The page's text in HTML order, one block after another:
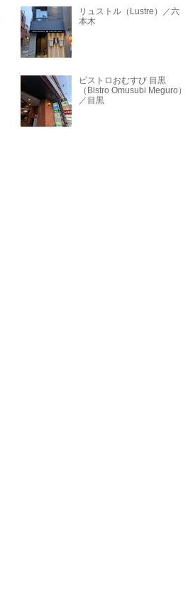
リュストル（Lustre）／六
本木
ビストロおむすび 目黒
（Bistro Omusubi Meguro）
／目黒